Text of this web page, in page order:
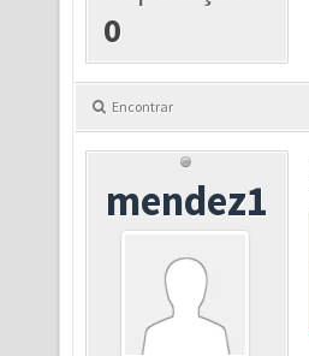
0
Encontrar
mendez1